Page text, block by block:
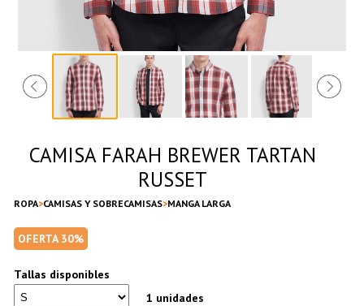
CAMISA FARAH BREWER TARTAN
RUSSET
ROPA CAMISAS Y SOBRECAMISAS MANGA LARGA
OFERTA 30%
Tallas disponibles
1 unidades